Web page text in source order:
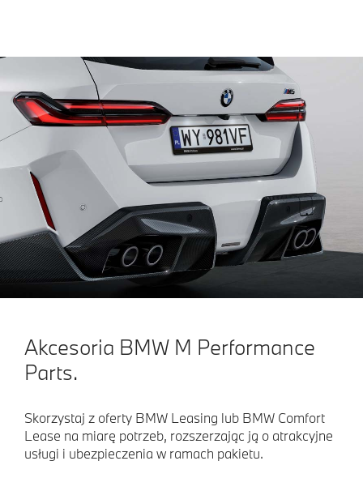
Akcesoria BMW M Performance
Parts.
Skorzystaj z oferty BMW Leasing lub BMW Comfort
Lease na miarę potrzeb, rozszerzając ją o atrakcyjne
usługi i ubezpieczenia w ramach pakietu.